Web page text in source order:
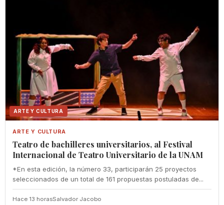
ARTE Y CULTURA
ARTE Y CULTURA
Teatro de bachilleres universitarios, al Festival
Internacional de Teatro Universitario de la UNAM
*En esta edición, la número 33, participarán 25 proyectos
seleccionados de un total de 161 propuestas postuladas de...
Hace 13 horasSalvador Jacobo